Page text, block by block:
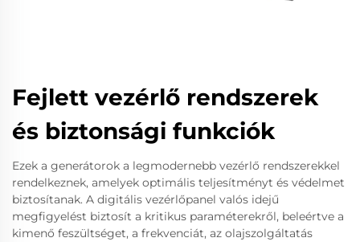
Fejlett vezérlő rendszerek
és biztonsági funkciók
Ezek a generátorok a legmodernebb vezérlő rendszerekkel
rendelkeznek, amelyek optimális teljesítményt és védelmet
biztosítanak. A digitális vezérlőpanel valós idejű
megfigyelést biztosít a kritikus paraméterekről, beleértve a
kimenő feszültséget, a frekvenciát, az olajszolgáltatás